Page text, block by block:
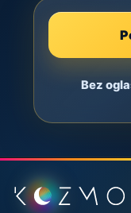
Bez
Podnožje